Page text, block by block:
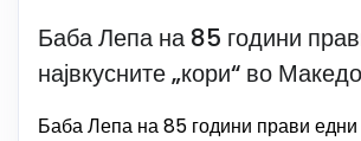
Баба Лепа на 85 години
највкусните „кори“ во
Баба Лепа на 85 години прави едни